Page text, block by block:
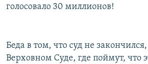
голосовало 30 миллионов!
Беда в том, что суд не
Верховном Суде, где поймут, что